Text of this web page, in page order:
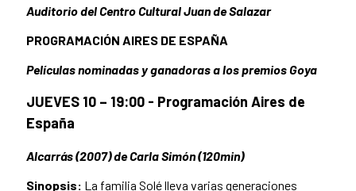
Auditorio del Centro Cultural Juan de Salazar
PROGRAMACIÓN AIRES DE ESPAÑA
Películas nominadas y ganadoras a los premios Goya
JUEVES 10 – 19:00 - Programación Aires de
España
Alcarrás (2007) de Carla Simón (120min)
Sinopsis: La familia Solé lleva varias generaciones